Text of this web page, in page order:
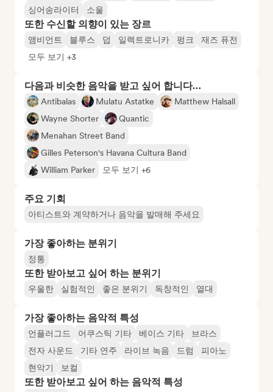
싱어송라이터
소울
또한 수신할 의향이 있는 장르
앰비언트 블루스 덥 일렉트로니카 펑크
재즈 퓨전
모두 보기 +3
다음과 비슷한 음악을 받고 싶어 합니다…
Antibalas Mulatu Astatke
Matthew Halsall
Wayne Shorter
Quantic
Menahan Street Band
Gilles Peterson's Havana Cultura Band
William Parker
모두 보기 +6
주요 기회
아티스트와 계약하거나 음악을 발매해 주세요
가장 좋아하는 분위기
정통
또한 받아보고 싶어 하는 분위기
우울한 실험적인 좋은 분위기 독창적인 열대
가장 좋아하는 음악적 특성
언플러그드 어쿠스틱 기타 베이스 기타
브라스
전자 사운드
기타 연주 라이브 녹음 드럼
피아노
현악기
보컬
또한 받아보고 싶어 하는 음악적 특성